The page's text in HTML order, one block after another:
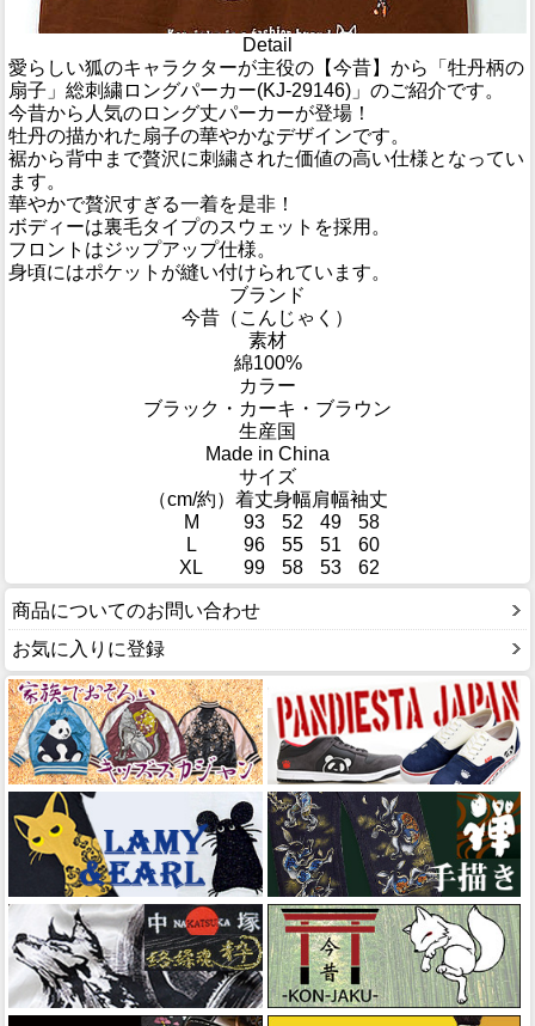
Detail
愛らしい狐のキャラクターが主役の【今昔】から「牡丹柄の
扇子」総刺繍ロングパーカー(KJ-29146)」のご紹介です。
今昔から人気のロング丈パーカーが登場！
牡丹の描かれた扇子の華やかなデザインです。
裾から背中まで贅沢に刺繍された価値の高い仕様となってい
ます。
華やかで贅沢すぎる一着を是非！
ボディーは裏毛タイプのスウェットを採用。
フロントはジップアップ仕様。
身頃にはポケットが縫い付けられています。
ブランド
今昔（こんじゃく）
素材
綿100%
カラー
ブラック・カーキ・ブラウン
生産国
Made in China
サイズ
（cm/約） 着丈身幅肩幅袖丈
M
93 52 49
58
L
96 55 51
60
XL
99 58 53 62
商品についてのお問い合わせ
お気に入りに登録